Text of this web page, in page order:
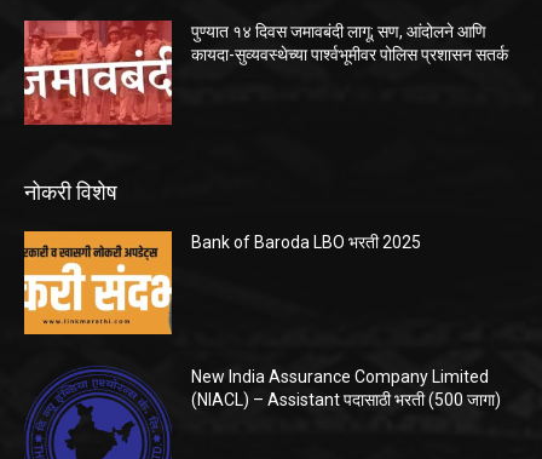
पुण्यात १४ दिवस जमावबंदी लागू; सण, आंदोलने आणि
कायदा-सुव्यवस्थेच्या पार्श्वभूमीवर पोलिस प्रशासन सतर्क
नोकरी विशेष
Bank of Baroda LBO भरती 2025
New India Assurance Company Limited
(NIACL) – Assistant पदासाठी भरती (500 जागा)